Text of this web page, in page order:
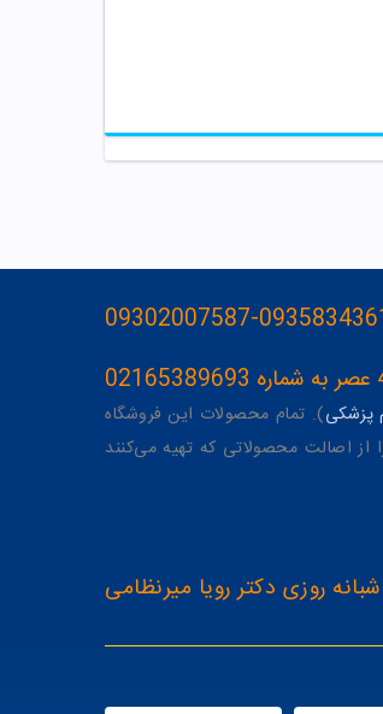
پزشکی). تمام محصولات این فروشگاه
اصالت محصولاتی که تهیه می‌کنند
روزی دکتر رویا میرنظامی